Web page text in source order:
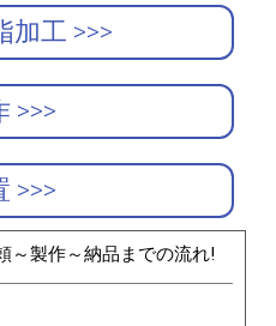
加工 >>>
>>>
>>>
～製作～納品までの流れ!